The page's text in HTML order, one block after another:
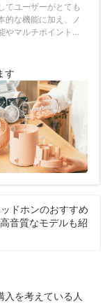
てユーザーがとても
的な機能に加え、ノ
やマルチポイント接
品の検証を行いまし
す
ドホンのおすすめ
音質なモデルも紹
入を考えている人